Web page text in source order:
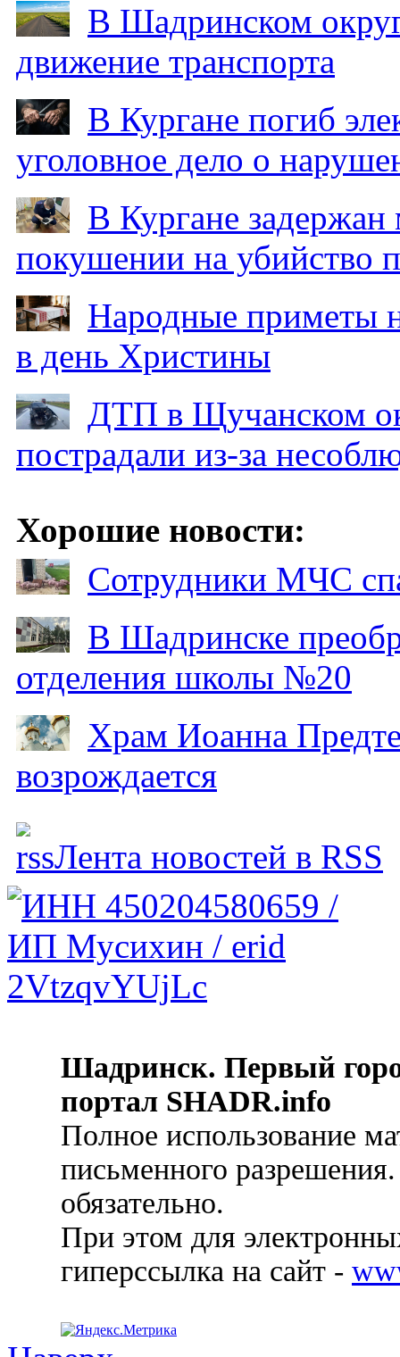
В Шадринском
движение транспорта
В Кургане погиб
уголовное дело о
В Кургане
покушении на убийство
Народные приметы
в день Христины
ДТП в Щучанском
пострадали из-за
Хорошие новости:
Сотрудники МЧС
В Шадринске
отделения школы №20
Храм Иоанна
возрождается
Лента новостей в RSS
Шадринск. Первый
портал SHADR.info
Полное использование
письменного
обязательно.
При этом для
гиперссылка на сайт -